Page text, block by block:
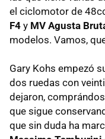
el ciclomotor de
F4 y MV Agusta
modelos. Vamos,
Gary Kohs empezó
dos ruedas con
dejaron,
que sigue
que sin duda ha